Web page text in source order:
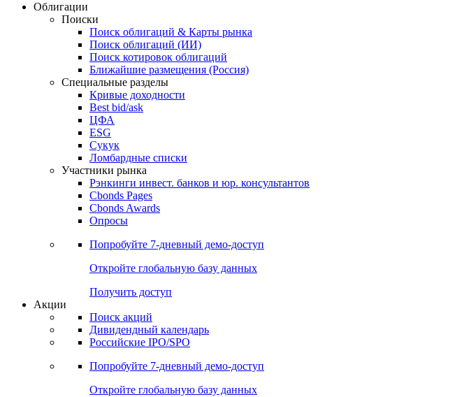
Облигации
Поиски
Поиск облигаций & Карты рынка
Поиск облигаций (ИИ)
Поиск котировок облигаций
Ближайшие размещения (Россия)
Специальные разделы
Кривые доходности
Best bid/ask
ЦФА
ESG
Сукук
Ломбардные списки
Участники рынка
Рэнкинги инвест. банков и юр. консультантов
Cbonds Pages
Cbonds Awards
Опросы
Попробуйте 7-дневный демо-доступ
Откройте глобальную базу данных
Получить доступ
Акции
Поиск акций
Дивидендный календарь
Российские IPO/SPO
Попробуйте 7-дневный демо-доступ
Откройте глобальную базу данных